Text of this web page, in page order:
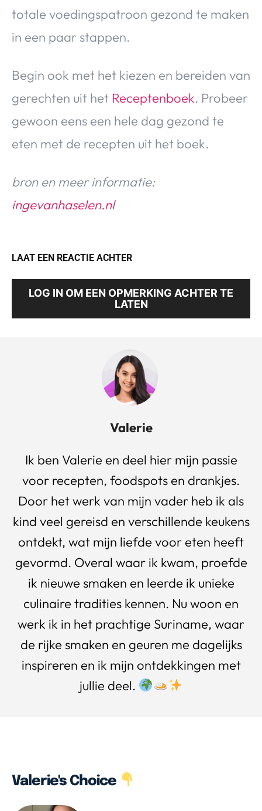
totale voedingspatroon gezond te maken
in een paar stappen.
Begin ook met het kiezen en bereiden van
gerechten uit het Receptenboek. Probeer
gewoon eens een hele dag gezond te
eten met de recepten uit het boek.
bron en meer informatie:
ingevanhaselen.nl
LAAT EEN REACTIE ACHTER
LOG IN OM EEN OPMERKING ACHTER TE
LATEN
Valerie
Ik ben Valerie en deel hier mijn passie
voor recepten, foodspots en drankjes.
Door het werk van mijn vader heb ik als
kind veel gereisd en verschillende keukens
ontdekt, wat mijn liefde voor eten heeft
gevormd. Overal waar ik kwam, proefde
ik nieuwe smaken en leerde ik unieke
culinaire tradities kennen. Nu woon en
werk ik in het prachtige Suriname, waar
de rijke smaken en geuren me dagelijks
inspireren en ik mijn ontdekkingen met
jullie deel.
Valerie's Choice